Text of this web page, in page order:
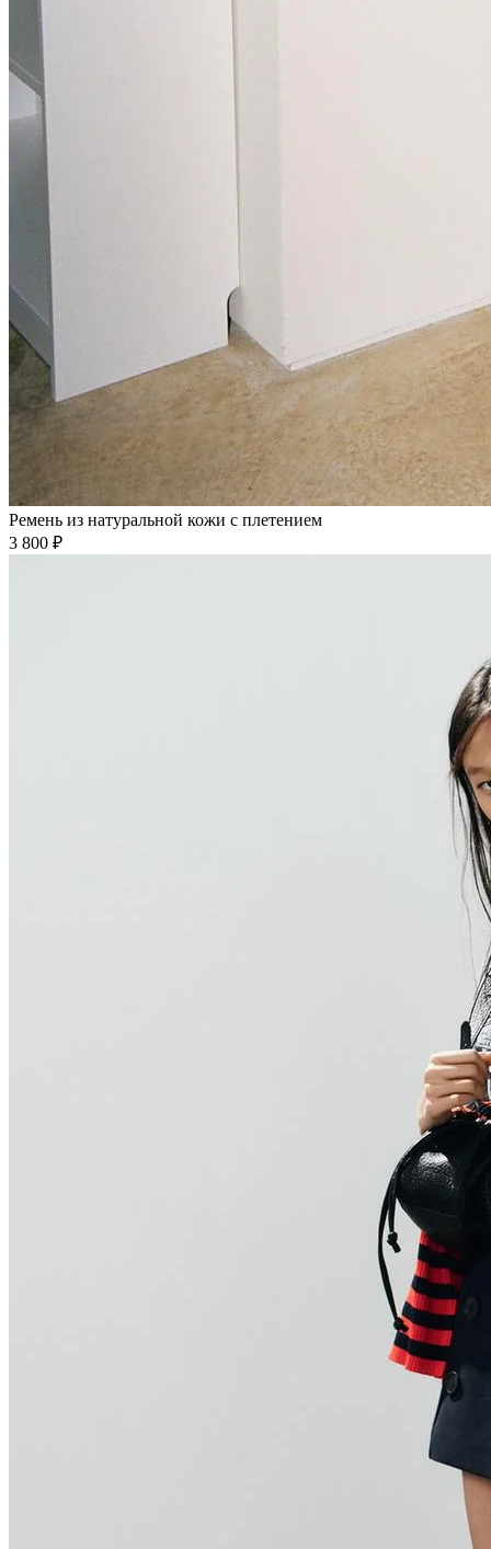
Ремень из натуральной кожи с плетением
3 800 ₽